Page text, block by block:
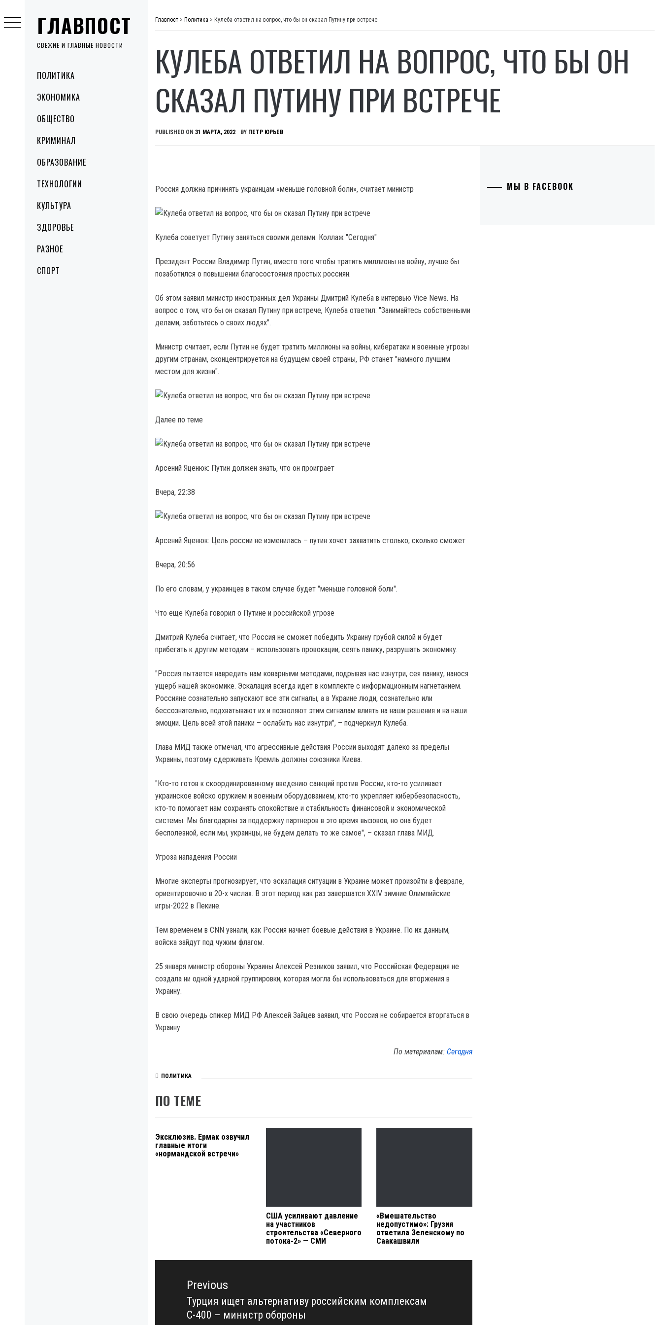
ГЛАВПОСТ
СВЕЖИЕ И ГЛАВНЫЕ НОВОСТИ
MenuПОЛИТИКА
ЭКОНОМИКА
ОБЩЕСТВО
КРИМИНАЛ
ОБРАЗОВАНИЕ
ТЕХНОЛОГИИ
КУЛЬТУРА
ЗДОРОВЬЕ
РАЗНОЕ
СПОРТ
to
content
Главпост > Политика > Кулеба ответил на вопрос, что бы он сказал Путину при встрече
КУЛЕБА ОТВЕТИЛ НА ВОПРОС, ЧТО БЫ ОН
СКАЗАЛ ПУТИНУ ПРИ ВСТРЕЧЕ
PUBLISHED ON 31 МАРТА, 2022 BY ПЕТР ЮРЬЕВ
Россия должна причинять украинцам «меньше головной боли», считает министр
Кулеба советует Путину заняться своими делами. Коллаж "Сегодня"
Президент России Владимир Путин, вместо того чтобы тратить миллионы на войну, лучше бы
позаботился о повышении благосостояния простых россиян.
Об этом заявил министр иностранных дел Украины Дмитрий Кулеба в интервью Vice News. На
вопрос о том, что бы он сказал Путину при встрече, Кулеба ответил: "Занимайтесь собственными
делами, заботьтесь о своих людях".
Министр считает, если Путин не будет тратить миллионы на войны, кибератаки и военные угрозы
другим странам, сконцентрируется на будущем своей страны, РФ станет "намного лучшим
местом для жизни".
Далее по теме
Арсений Яценюк: Путин должен знать, что он проиграет
Вчера, 22:38
Арсений Яценюк: Цель россии не изменилась – путин хочет захватить столько, сколько сможет
Вчера, 20:56
По его словам, у украинцев в таком случае будет "меньше головной боли".
Что еще Кулеба говорил о Путине и российской угрозе
Дмитрий Кулеба считает, что Россия не сможет победить Украину грубой силой и будет
прибегать к другим методам – использовать провокации, сеять панику, разрушать экономику.
"Россия пытается навредить нам коварными методами, подрывая нас изнутри, сея панику, нанося
ущерб нашей экономике. Эскалация всегда идет в комплекте с информационным нагнетанием.
Россияне сознательно запускают все эти сигналы, а в Украине люди, сознательно или
бессознательно, подхватывают их и позволяют этим сигналам влиять на наши решения и на наши
эмоции. Цель всей этой паники – ослабить нас изнутри", – подчеркнул Кулеба.
Глава МИД также отмечал, что агрессивные действия России выходят далеко за пределы
Украины, поэтому сдерживать Кремль должны союзники Киева.
"Кто-то готов к скоординированному введению санкций против России, кто-то усиливает
украинское войско оружием и военным оборудованием, кто-то укрепляет кибербезопасность,
кто-то помогает нам сохранять спокойствие и стабильность финансовой и экономической
системы. Мы благодарны за поддержку партнеров в это время вызовов, но она будет
бесполезной, если мы, украинцы, не будем делать то же самое", – сказал глава МИД.
Угроза нападения России
Многие эксперты прогнозирует, что эскалация ситуации в Украине может произойти в феврале,
ориентировочно в 20-х числах. В этот период как раз завершатся XXIV зимние Олимпийские
игры-2022 в Пекине.
Тем временем в CNN узнали, как Россия начнет боевые действия в Украине. По их данным,
войска зайдут под чужим флагом.
25 января министр обороны Украины Алексей Резников заявил, что Российская Федерация не
создала ни одной ударной группировки, которая могла бы использоваться для вторжения в
Украину.
В свою очередь спикер МИД РФ Алексей Зайцев заявил, что Россия не собирается вторгаться в
Украину.
По материалам: Сегодня
ПОЛИТИКА
ПО ТЕМЕ
Эксклюзив. Ермак озвучил
главные итоги
«нормандской встречи»
США усиливают давление
на участников
строительства «Северного
потока-2» — СМИ
«Вмешательство
недопустимо»: Грузия
ответила Зеленскому по
Саакашвили
Навигация
записямPrevious
Previous
post:
Турция ищет альтернативу российским комплексам
С-400 – министр обороны
МЫ В FACEBOOK